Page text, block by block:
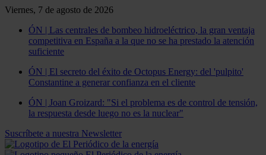
Viernes, 7 de agosto de 2026
ÓN | Las centrales de bombeo hidroeléctrico, la gran ventaja
competitiva en España a la que no se ha prestado la atención
suficiente
ÓN | El secreto del éxito de Octopus Energy: del 'pulpito'
Constantine a generar confianza en el cliente
ÓN | Joan Groizard: "Si el problema es de control de tensión,
la respuesta desde luego no es la nuclear"
Suscríbete a nuestra Newsletter